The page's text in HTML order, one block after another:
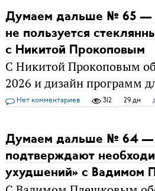
Думаем дальше № 65 —
не пользуется
с Никитой Прокоповым
С Никитой Прокоповым
2026 и дизайн программ
Нет комментариев 312 29 дн
Думаем дальше № 64
подтверждают
ухудшений» с Вадимом